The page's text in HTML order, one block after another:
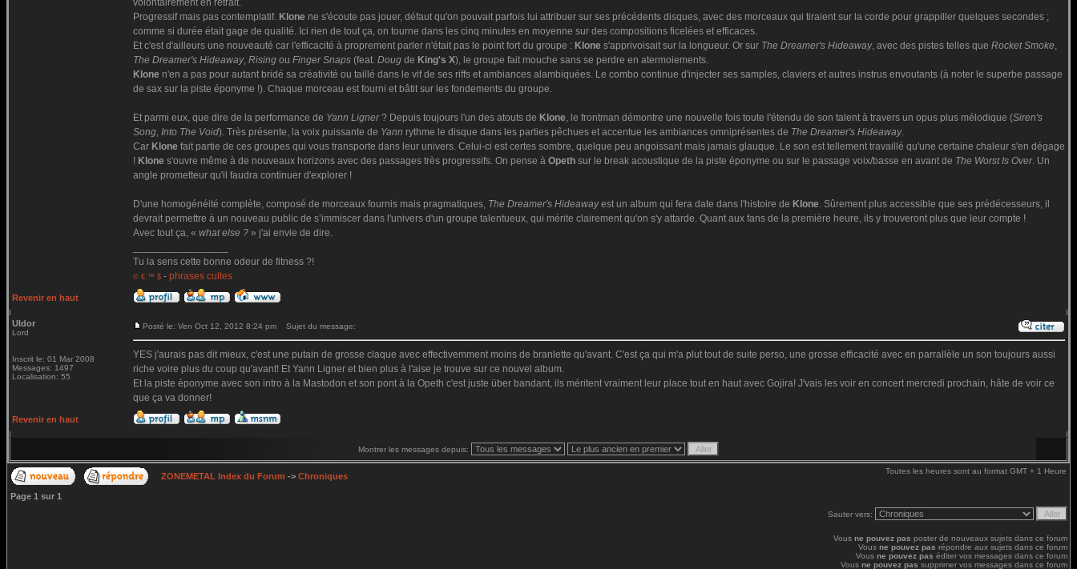
volontairement en retrait.
Progressif mais pas contemplatif. Klone ne s'écoute pas jouer, défaut qu'on pouvait parfois lui attribuer sur ses précédents disques, avec des morceaux qui tiraient sur la corde pour grappiller quelques secondes ;
comme si durée était gage de qualité. Ici rien de tout ça, on tourne dans les cinq minutes en moyenne sur des compositions ficelées et efficaces.
Et c'est d'ailleurs une nouveauté car l'efficacité à proprement parler n'était pas le point fort du groupe : Klone s'apprivoisait sur la longueur. Or sur The Dreamer's Hideaway, avec des pistes telles que Rocket Smoke,
The Dreamer's Hideaway, Rising ou Finger Snaps (feat. Doug de King's X), le groupe fait mouche sans se perdre en atermoiements.
Klone n'en a pas pour autant bridé sa créativité ou taillé dans le vif de ses riffs et ambiances alambiquées. Le combo continue d'injecter ses samples, claviers et autres instrus envoutants (à noter le superbe passage
de sax sur la piste éponyme !). Chaque morceau est fourni et bâtit sur les fondements du groupe.
Et parmi eux, que dire de la performance de Yann Ligner? Depuis toujours l'un des atouts de Klone, le frontman démontre une nouvelle fois toute l'étendu de son talent à travers un opus plus mélodique (Siren's
Song, Into The Void). Très présente, la voix puissante de Yann rythme le disque dans les parties pêchues et accentue les ambiances omniprésentes de The Dreamer's Hideaway.
Car Klone fait partie de ces groupes qui vous transporte dans leur univers. Celui-ci est certes sombre, quelque peu angoissant mais jamais glauque. Le son est tellement travaillé qu'une certaine chaleur s'en dégage
! Klone s'ouvre même à de nouveaux horizons avec des passages très progressifs. On pense à Opeth sur le break acoustique de la piste éponyme ou sur le passage voix/basse en avant de The Worst Is Over. Un
angle prometteur qu'il faudra continuer d'explorer !
D'une homogénéité complète, composé de morceaux fournis mais pragmatiques, The Dreamer's Hideawayest un album qui fera date dans l'histoire de Klone. Sûrement plus accessible que ses prédécesseurs, il
devrait permettre à un nouveau public de s’immiscer dans l'univers d'un groupe talentueux, qui mérite clairement qu'on s'y attarde. Quant aux fans de la première heure, ils y trouveront plus que leur compte !
Avec tout ça, « what else ? » j'ai envie de dire.
Tu la sens cette bonne odeur de fitness ?!
© € ™ $ - phrases cultes
Revenir en haut
Uldor
Lord
Inscrit le: 01 Mar 2008
Messages: 1497
Localisation: 55
Posté le: Ven Oct 12, 2012 8:24 pm Sujet du message:
YES j'aurais pas dit mieux, c'est une putain de grosse claque avec effectivemment moins de branlette qu'avant. C'est ça qui m'a plut tout de suite perso, une grosse efficacité avec en parrallèle un son toujours aussi
riche voire plus du coup qu'avant! Et Yann Ligner et bien plus à l'aise je trouve sur ce nouvel album.
Et la piste éponyme avec son intro à la Mastodon et son pont à la Opeth c'est juste über bandant, ils méritent vraiment leur place tout en haut avec Gojira! J'vais les voir en concert mercredi prochain, hâte de voir ce
que ça va donner!
Revenir en haut
Montrer les messages depuis:
ZONEMETAL Index du Forum -> Chroniques
Toutes les heures sont au format GMT + 1 Heure
Page 1 sur 1
Sauter vers:
Vous ne pouvez pas poster de nouveaux sujets dans ce forum
Vous ne pouvez pas répondre aux sujets dans ce forum
Vous ne pouvez pas éditer vos messages dans ce forum
Vous ne pouvez pas supprimer vos messages dans ce forum